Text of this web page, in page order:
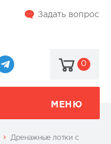
Задать вопрос
0
МЕНЮ
Дренажные лотки с